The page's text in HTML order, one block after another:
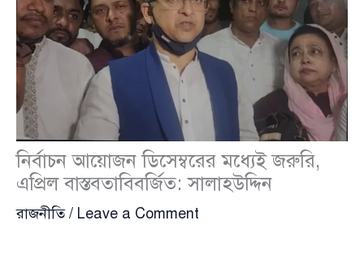
নির্বাচন আয়োজন ডিসেম্বরের মধ্যেই জরুরি,
এপ্রিল বাস্তবতাবিবর্জিত: সালাহউদ্দিন
রাজনীতি/ Leave a Comment